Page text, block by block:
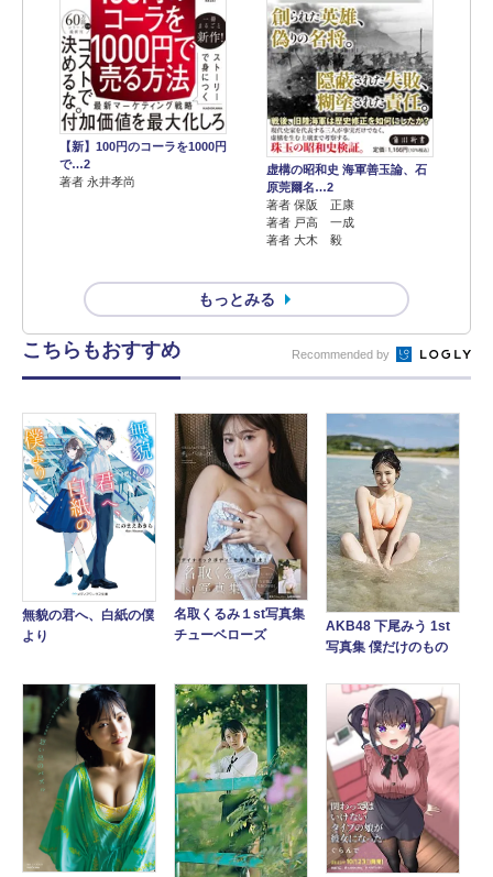
【新】100円のコーラを1000円
で…2
著者 永井孝尚
虚構の昭和史 海軍善玉論、石
原莞爾名…2
著者 保阪 正康
著者 戸高 一成
著者 大木 毅
もっとみる
こちらもおすすめ Recommended by
無貌の君へ、白紙の僕
より
名取くるみ１st写真集
チューベローズ
AKB48 下尾みう 1st
写真集 僕だけのもの